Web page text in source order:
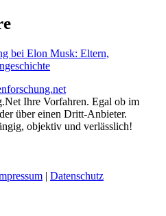
bei Elon Musk: Eltern,
Ihre Vorfahren. Egal ob im
über einen Dritt-Anbieter.
objektiv und verlässlich!
| Datenschutz